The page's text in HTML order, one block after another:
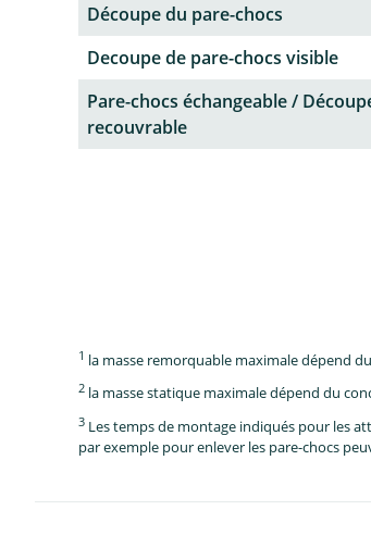
Découpe du pare-chocs
Decoupe de pare-chocs visible
Pare-chocs échangeable /
recouvrable
1 la masse remorquable maximale dépend
2 la masse statique maximale dépend du
3 Les temps de montage indiqués pour les
par exemple pour enlever les pare-chocs